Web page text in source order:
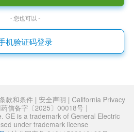
- 您也可以 -
机验证码登录
条款和条件 | 安全声明 | California Privacy
信备字〔2025〕00018号|
GE is a trademark of General Electric
under trademark license